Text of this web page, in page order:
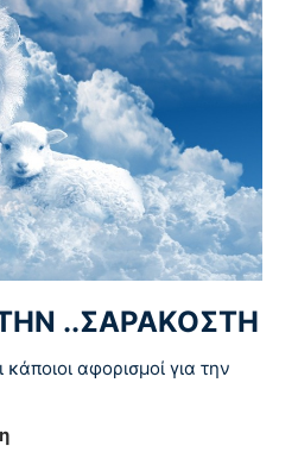
..ΣΑΡΑΚΟΣΤΗ
αφορισμοί για την